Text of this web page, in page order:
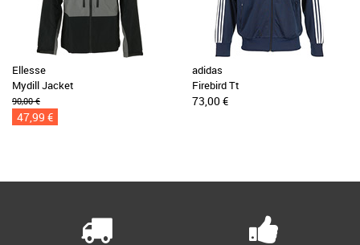
Ellesse
Mydill Jacket
90,00 €
47,99 €
adidas
Firebird Tt
73,00 €